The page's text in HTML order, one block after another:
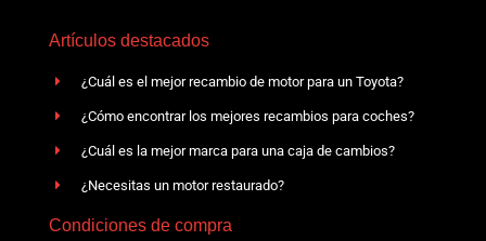
Artículos destacados
¿Cuál es el mejor recambio de motor para un Toyota?
¿Cómo encontrar los mejores recambios para coches?
¿Cuál es la mejor marca para una caja de cambios?
¿Necesitas un motor restaurado?
Condiciones de compra